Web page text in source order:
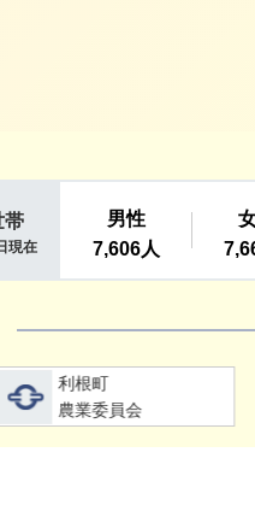
詳細をみる
利根町
農業委員会
Previous